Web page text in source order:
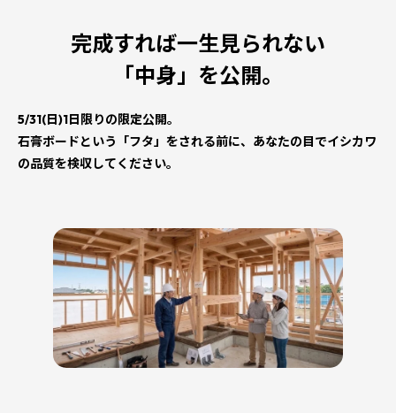
完成すれば一生見られない
「中身」を公開。
5/31(日)1日限りの限定公開。
石膏ボードという「フタ」をされる前に、あなたの目でイシカワ
の品質を検収してください。